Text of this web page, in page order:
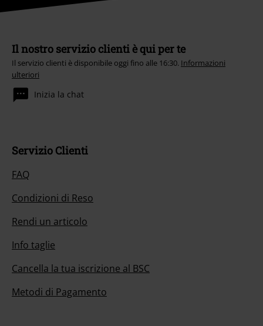
Il nostro servizio clienti è qui per te
Il servizio clienti è disponibile oggi fino alle 16:30. Informazioni
ulteriori
Inizia la chat
Servizio Clienti
FAQ
Condizioni di Reso
Rendi un articolo
Info taglie
Cancella la tua iscrizione al BSC
Metodi di Pagamento